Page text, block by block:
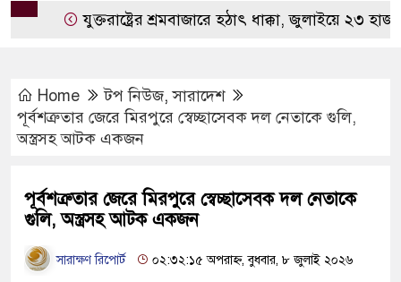
যুক্তরাষ্ট্রের শ্রমবাজারে হঠাৎ ধাক্কা, জুলাইয়ে ২৩ হাজার
Home টপ নিউজ,সারাদেশ
পূর্বশত্রুতার জেরে মিরপুরে স্বেচ্ছাসেবক দল নেতাকে গুলি,
অস্ত্রসহ আটক একজন
পূর্বশত্রুতার জেরে মিরপুরে স্বেচ্ছাসেবক দল নেতাকে
গুলি, অস্ত্রসহ আটক একজন
সারাক্ষণ রিপোর্ট ০২:৩২:১৫ অপরাহ্ন, বুধবার, ৮ জুলাই ২০২৬